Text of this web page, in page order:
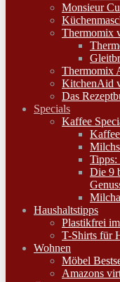
Monsieur
Thermomix
Thermomix
KitchenAid
Das
Specials
Kaffee
Tipps:
Die 9
Haushaltstipps
Plastikfrei
T-Shirts für
Wohnen
Möbel
Amazons